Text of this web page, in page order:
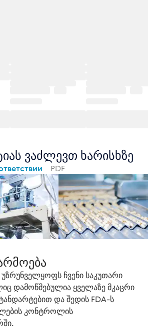
ვაძლევთ ხარისხზე
PDF
ჩვენი საკუთარი
დამოწმებულია ყველაზე მკაცრი
და შედის FDA-ს
კონტროლის